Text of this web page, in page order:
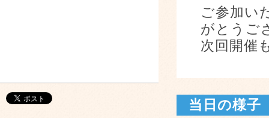
ご参加い
がとう
次回開催
当日の様子